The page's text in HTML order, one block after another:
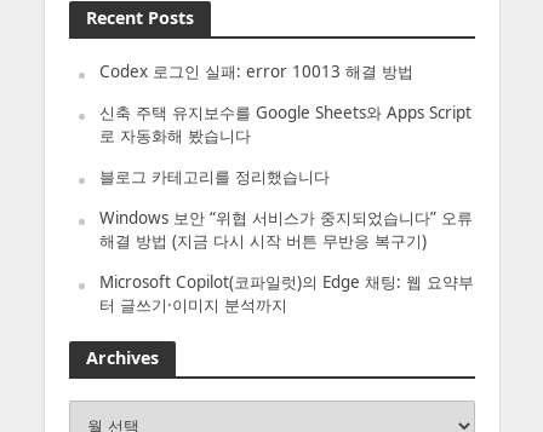
Recent Posts
Codex 로그인 실패: error 10013 해결 방법
신축 주택 유지보수를 Google Sheets와 Apps Script
로 자동화해 봤습니다
블로그 카테고리를 정리했습니다
Windows 보안 “위협 서비스가 중지되었습니다” 오류
해결 방법 (지금 다시 시작 버튼 무반응 복구기)
Microsoft Copilot(코파일럿)의 Edge 채팅: 웹 요약부
터 글쓰기·이미지 분석까지
Archives